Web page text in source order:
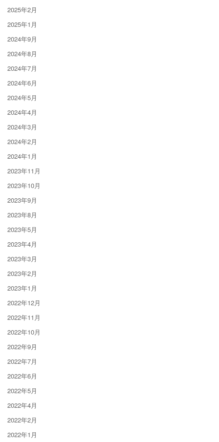
2025年2月
2025年1月
2024年9月
2024年8月
2024年7月
2024年6月
2024年5月
2024年4月
2024年3月
2024年2月
2024年1月
2023年11月
2023年10月
2023年9月
2023年8月
2023年5月
2023年4月
2023年3月
2023年2月
2023年1月
2022年12月
2022年11月
2022年10月
2022年9月
2022年7月
2022年6月
2022年5月
2022年4月
2022年2月
2022年1月